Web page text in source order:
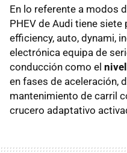
En lo referente a modos
PHEV de Audi tiene
efficiency, auto, dynami,
electrónica equipa de
conducción como el
en fases de aceleración,
mantenimiento de carril
crucero adaptativo